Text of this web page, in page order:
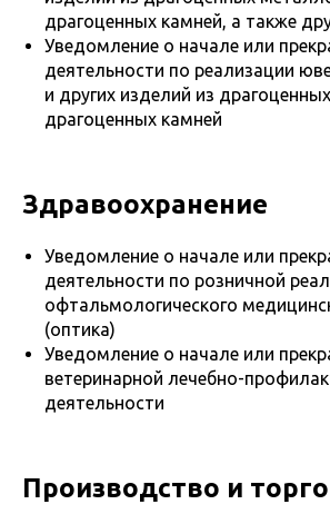
драгоценных камней, а также
Уведомление о начале или
деятельности по реализации
и других изделий из
драгоценных камней
Здравоохранение
Уведомление о начале или
деятельности по розничной
офтальмологического
(оптика)
Уведомление о начале или
ветеринарной лечебно-
деятельности
Производство и